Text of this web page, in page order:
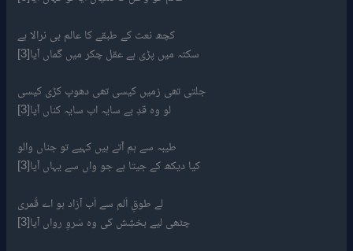
کچھ نعت کے طبقے کا عالم ہی نرالا ہے
سکتہ میں پڑی ہے عقل چکر میں گماں آیا[3]
جلتی تھی زمیں کیسی تھی دھوپ کڑی کیسی
لو وہ قدِ بے سایہ اب سایہ کناں آیا[3]
طیبہ سے ہم آتے ہیں کہیے تو جناں والو
کیا دیکھ کے جیتا ہے جو واں سے یہاں آیا[3]
لے طوقِ اَلم سے اَب آزاد ہو اے قُمری
چٹھی لیے بخشِش کی وہ سَروِ رواں آیا[3]